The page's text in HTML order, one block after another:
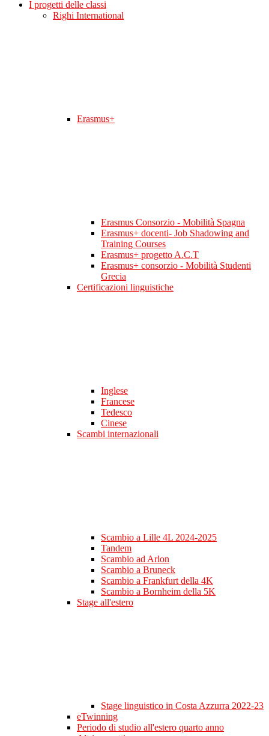
I progetti delle classi
Righi International
Erasmus+
Erasmus Consorzio - Mobilità Spagna
Erasmus+ docenti- Job Shadowing and
Training Courses
Erasmus+ progetto A.C.T
Erasmus+ consorzio - Mobilità Studenti
Grecia
Certificazioni linguistiche
Inglese
Francese
Tedesco
Cinese
Scambi internazionali
Scambio a Lille 4L 2024-2025
Tandem
Scambio ad Arlon
Scambio a Bruneck
Scambio a Frankfurt della 4K
Scambio a Bornheim della 5K
Stage all'estero
Stage linguistico in Costa Azzurra 2022-23
eTwinning
Periodo di studio all'estero quarto anno